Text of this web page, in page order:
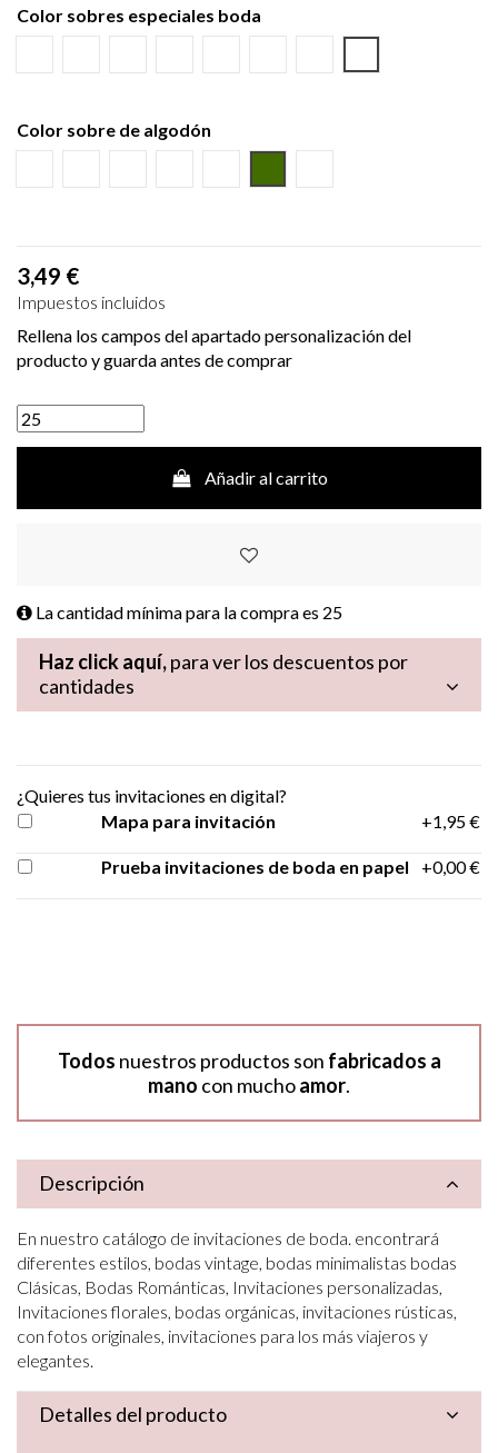
Color sobres especiales boda
Color sobre de algodón
3,49 €
Impuestos incluidos
Rellena los campos del apartado personalización del
producto y guarda antes de comprar
Añadir al carrito
La cantidad mínima para la compra es 25
Haz click aquí,para ver los descuentos por
cantidades
¿Quieres tus invitaciones en digital?
Mapa para invitación
+1,95 €
Prueba invitaciones de boda en papel +0,00 €
Todos nuestros productos son fabricados a
mano con muchoamor.
Descripción
En nuestro catálogo de invitaciones de boda. encontrará
diferentes estilos, bodas vintage, bodas minimalistas bodas
Clásicas, Bodas Románticas, Invitaciones personalizadas,
Invitaciones florales, bodas orgánicas, invitaciones rústicas,
con fotos originales, invitaciones para los más viajeros y
elegantes.
Detalles del producto